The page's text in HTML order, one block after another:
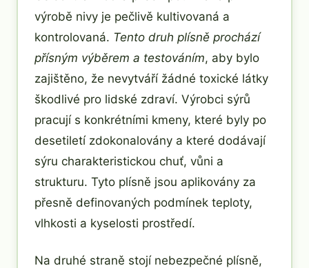
výrobě nivy je pečlivě kultivovaná a
kontrolovaná. Tento druh plísně prochází
přísným výběrem a testováním, aby bylo
zajištěno, že nevytváří žádné toxické látky
škodlivé pro lidské zdraví. Výrobci sýrů
pracují s konkrétními kmeny, které byly po
desetiletí zdokonalovány a které dodávají
sýru charakteristickou chuť, vůni a
strukturu. Tyto plísně jsou aplikovány za
přesně definovaných podmínek teploty,
vlhkosti a kyselosti prostředí.
Na druhé straně stojí nebezpečné plísně,